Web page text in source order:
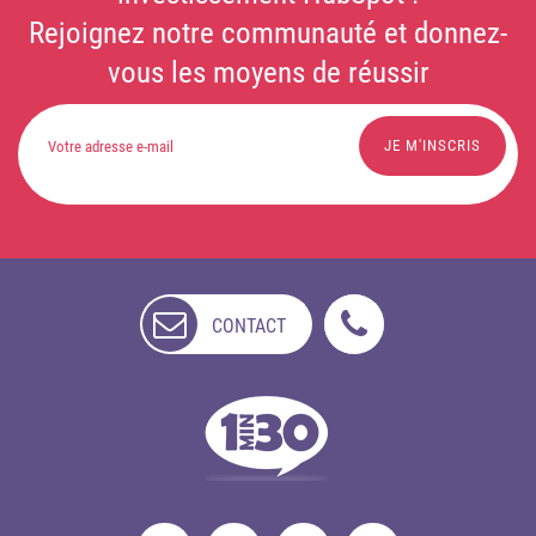
Rejoignez notre communauté et donnez-
vous les moyens de réussir
CONTACT
DISPONIBLE